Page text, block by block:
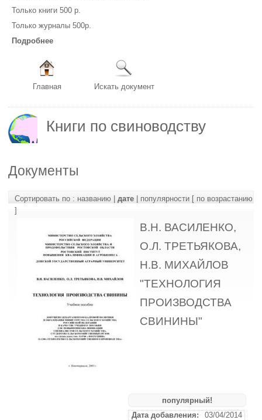
Только книги 500 р.
Только журналы 500р.
Подробнее
Главная Искать документ
Книги по свиноводству
Документы
Сортировать по : названию | дате | популярности [ по возрастанию
]
В.Н. ВАСИЛЕНКО,
О.Л. ТРЕТЬЯКОВА,
Н.В. МИХАЙЛОВ
"ТЕХНОЛОГИЯ
ПРОИЗВОДСТВА
СВИНИНЫ"
популярный!
Дата добавления:
03/04/2014